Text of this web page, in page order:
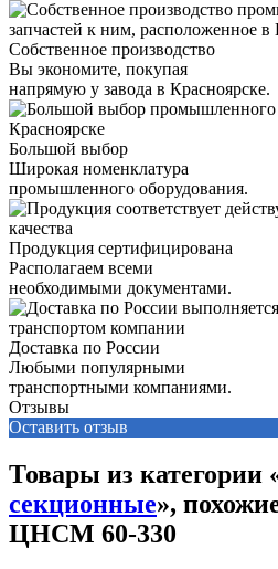
Собственное производство
Вы экономите, покупая
напрямую у завода в Красноярске.
Большой выбор
Широкая номенклатура
промышленного оборудования.
Продукция сертифицирована
Располагаем всеми
необходимыми документами.
Доставка по России
Любыми популярными
транспортными компаниями.
Отзывы
Оставить отзыв
Товары из категории
секционные»,
ЦНСМ 60-330